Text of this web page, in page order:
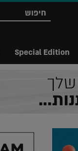
Special Edition